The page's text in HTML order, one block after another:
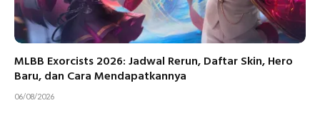
MLBB Exorcists 2026: Jadwal Rerun, Daftar Skin, Hero
Baru, dan Cara Mendapatkannya
06/08/2026